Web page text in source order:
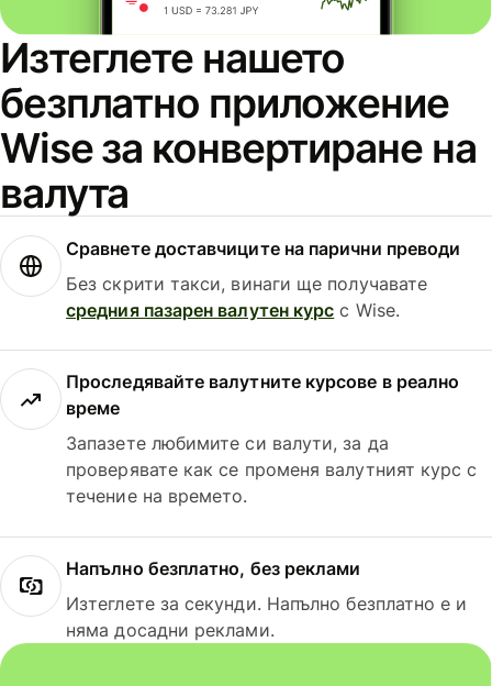
Изтеглете нашето
безплатно приложение
Wise за конвертиране на
валута
Сравнете доставчиците на парични преводи
Без скрити такси, винаги ще получавате
средния пазарен валутен курс с Wise.
Проследявайте валутните курсове в реално
време
Запазете любимите си валути, за да
проверявате как се променя валутният курс с
течение на времето.
Напълно безплатно, без реклами
Изтеглете за секунди. Напълно безплатно е и
няма досадни реклами.